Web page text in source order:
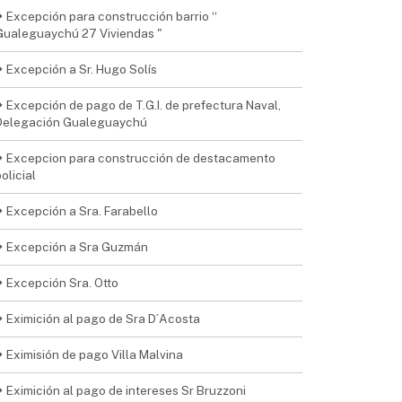
Excepción para construcción barrio “
27 Viviendas "
Excepción a Sr. Hugo Solís
Excepción de pago de T.G.I. de prefectura Naval,
Gualeguaychú
Excepcion para construcción de destacamento
Excepción a Sra. Farabello
Excepción a Sra Guzmán
Excepción Sra. Otto
Eximición al pago de Sra D´Acosta
Eximisión de pago Villa Malvina
Eximición al pago de intereses Sr Bruzzoni